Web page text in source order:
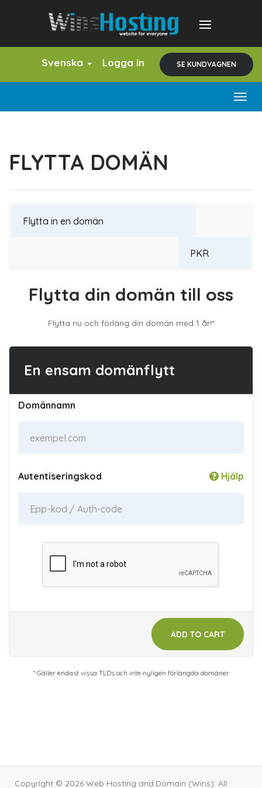
Svenska Logga in SE KUNDVAGNEN
FLYTTA DOMÄN
Flytta din domän till oss
Flytta nu och förläng din domän med 1 år!*
En ensam domänflytt
Domännamn
Autentiseringskod Hjälp
ADD TO CART
* Gäller endast vissa TLDs och inte nyligen förlängda domäner
Copyright © 2026 Web Hosting and Domain (Wins). All